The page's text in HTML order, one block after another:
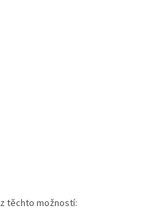
těchto možností: